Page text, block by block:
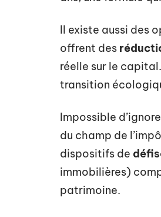
Il existe aussi des
offrent des
réelle sur le
transition
Impossible
du champ de
dispositifs de
immobilières)
patrimoine.